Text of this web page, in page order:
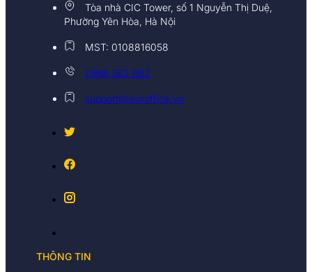
Tòa nhà CIC Tower, số 1 Nguyễn Thị Duệ,
Phường Yên Hòa, Hà Nội
MST: 0108816058
0968 382 682
support@sunoffice.vn
THÔNG TIN